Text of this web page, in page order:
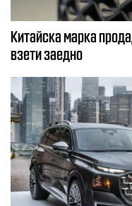
Китайска марка
взети заедно